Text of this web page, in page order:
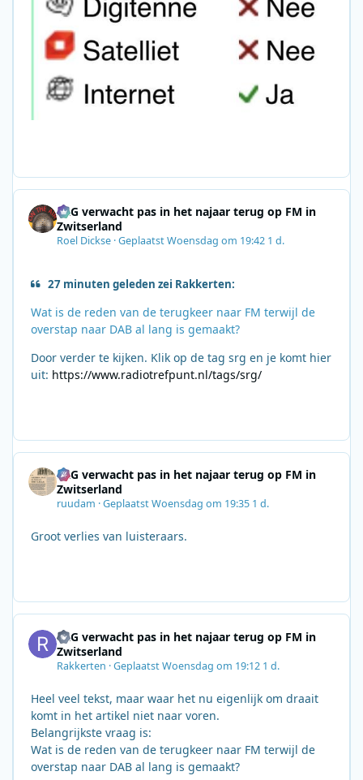
SRG verwacht pas in het najaar terug op FM in
Zwitserland
Roel Dickse ·GeplaatstWoensdag om 19:42 1 d.
27 minuten geleden zei Rakkerten:
Wat is de reden van de terugkeer naar FM terwijl de
overstap naar DAB al lang is gemaakt?
Door verder te kijken. Klik op de tag srg en je komt hier
uit: https://www.radiotrefpunt.nl/tags/srg/
SRG verwacht pas in het najaar terug op FM in
Zwitserland
ruudam ·GeplaatstWoensdag om 19:35 1 d.
Groot verlies van luisteraars.
SRG verwacht pas in het najaar terug op FM in
Zwitserland
Rakkerten ·GeplaatstWoensdag om 19:12 1 d.
Heel veel tekst, maar waar het nu eigenlijk om draait
komt in het artikel niet naar voren.
Belangrijkste vraag is:
Wat is de reden van de terugkeer naar FM terwijl de
overstap naar DAB al lang is gemaakt?